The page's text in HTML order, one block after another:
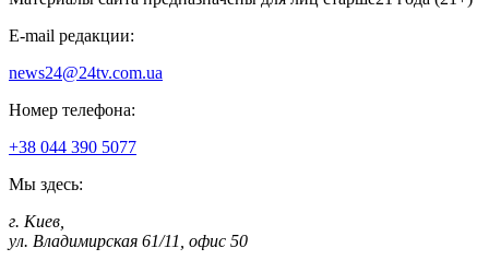
E-mail редакции:
news24@24tv.com.ua
Номер телефона:
+38 044 390 5077
Мы здесь:
г. Киев,
ул. Владимирская 61/11, офис 50